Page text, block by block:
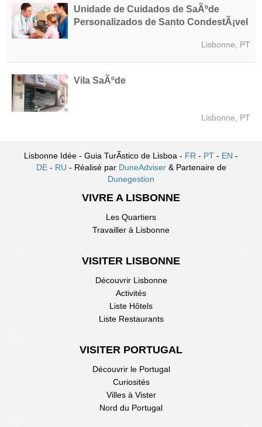
Unidade de Cuidados de SaÃºde
Personalizados de Santo CondestÃ¡vel
Lisbonne, PT
Vila SaÃºde
Lisbonne, PT
Lisbonne Idée - Guia TurÃ­stico de Lisboa - FR - PT - EN -
DE- RU - Réalisé par DuneAdviser & Partenaire de
Dunegestion
VIVRE A LISBONNE
Les Quartiers
Travailler à Lisbonne
VISITER LISBONNE
Découvrir Lisbonne
Activités
Liste Hôtels
Liste Restaurants
VISITER PORTUGAL
Découvrir le Portugal
Curiosités
Villes à Vister
Nord du Portugal